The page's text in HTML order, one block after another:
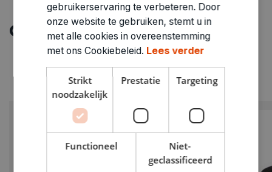
Ontdek meer
gebruikerservaring te verbeteren. Door
onze website te gebruiken, stemt u in
met alle cookies in overeenstemming
met ons Cookiebeleid. Lees verder
Strikt
noodzakelijk
Prestatie Targeting
Functioneel
Niet-
geclassificeerd